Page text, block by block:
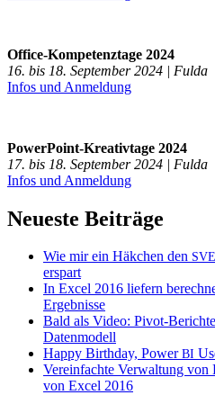
Office-Kompetenztage 2024
16. bis 18. September 2024 | Fulda
Infos und Anmeldung
PowerPoint-Kreativtage 2024
17. bis 18. September 2024 | Fulda
Infos und Anmeldung
Neueste Beiträge
Wie mir ein Häkchen den
erspart
In Excel 2016 liefern
Ergebnisse
Bald als Video: Pivot-
Datenmodell
Happy Birthday, PowerBI
Vereinfachte Verwaltung
von Excel 2016